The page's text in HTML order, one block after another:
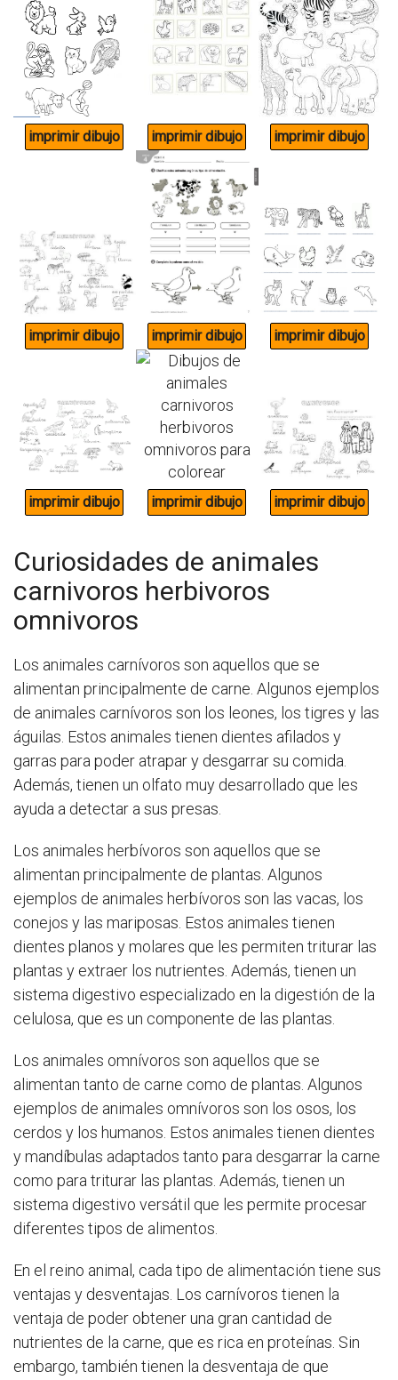
Curiosidades de animales
carnivoros herbivoros
omnivoros
Los animales carnívoros son aquellos que se
alimentan principalmente de carne. Algunos ejemplos
de animales carnívoros son los leones, los tigres y las
águilas. Estos animales tienen dientes afilados y
garras para poder atrapar y desgarrar su comida.
Además, tienen un olfato muy desarrollado que les
ayuda a detectar a sus presas.
Los animales herbívoros son aquellos que se
alimentan principalmente de plantas. Algunos
ejemplos de animales herbívoros son las vacas, los
conejos y las mariposas. Estos animales tienen
dientes planos y molares que les permiten triturar las
plantas y extraer los nutrientes. Además, tienen un
sistema digestivo especializado en la digestión de la
celulosa, que es un componente de las plantas.
Los animales omnívoros son aquellos que se
alimentan tanto de carne como de plantas. Algunos
ejemplos de animales omnívoros son los osos, los
cerdos y los humanos. Estos animales tienen dientes
y mandíbulas adaptados tanto para desgarrar la carne
como para triturar las plantas. Además, tienen un
sistema digestivo versátil que les permite procesar
diferentes tipos de alimentos.
En el reino animal, cada tipo de alimentación tiene sus
ventajas y desventajas. Los carnívoros tienen la
ventaja de poder obtener una gran cantidad de
nutrientes de la carne, que es rica en proteínas. Sin
embargo, también tienen la desventaja de que